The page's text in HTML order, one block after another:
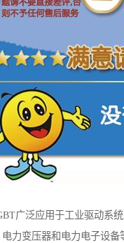
广泛应用于工业驱动系
力变压器和电力电子设备